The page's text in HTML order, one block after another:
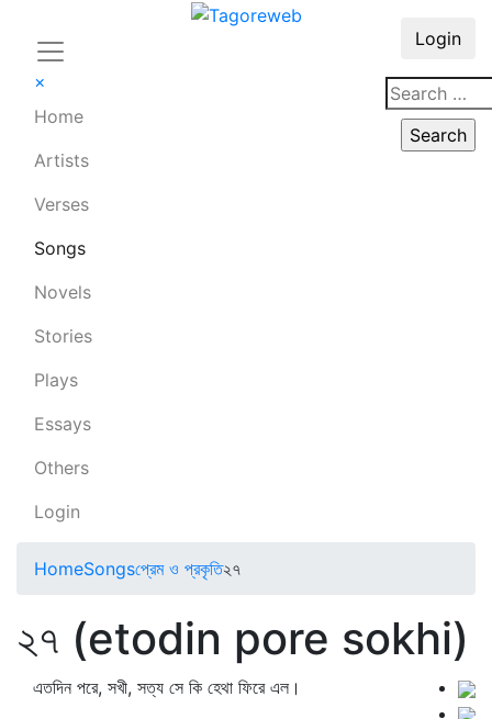
×
Home
Artists
Verses
Songs
Novels
Stories
Plays
Essays
Others
Login
Login
HomeSongsপ্রেম ও প্রকৃতি২৭
২৭ (etodin pore sokhi)
এতদিন পরে, সখী, সত্য সে কি হেথা ফিরে এল।